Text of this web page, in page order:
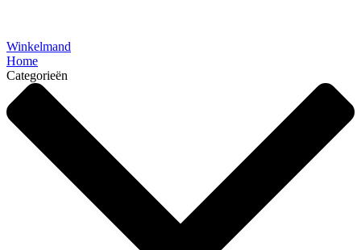
Winkelmand
Home
Categorieën